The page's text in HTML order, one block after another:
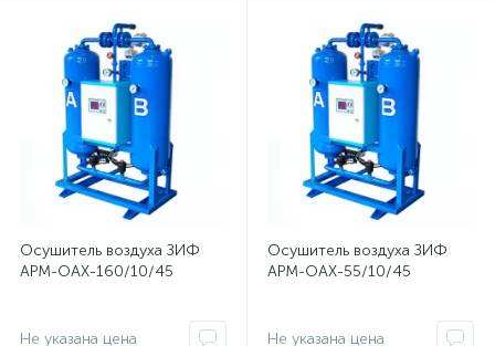
Осушитель воздуха ЗИФ
АРМ-ОАХ-160/10/45
Не указана цена
Осушитель воздуха ЗИФ
АРМ-ОАХ-55/10/45
Не указана цена